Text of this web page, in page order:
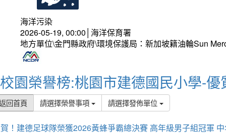
海洋污染
2026-05-19, 00:00│海洋保育署
地方單位\金門縣政府\環境保護局：新加坡籍油輪Sun
校園榮譽榜:桃園市建德國民小學-優
回首頁 請選擇榮譽事項 請選擇發佈單位
！建德足球隊榮獲2026黃蜂爭霸總決賽 高年級男子組冠軍